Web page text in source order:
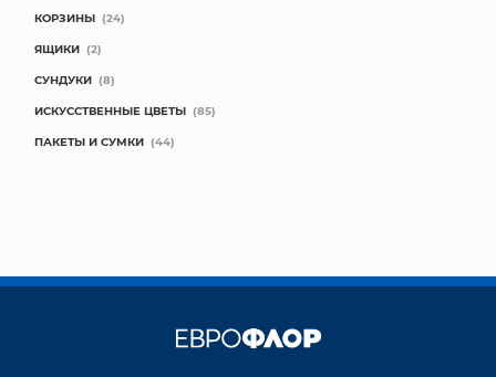
КОРЗИНЫ (24)
ЯЩИКИ (2)
СУНДУКИ (8)
ИСКУССТВЕННЫЕ ЦВЕТЫ (85)
ПАКЕТЫ И СУМКИ (44)